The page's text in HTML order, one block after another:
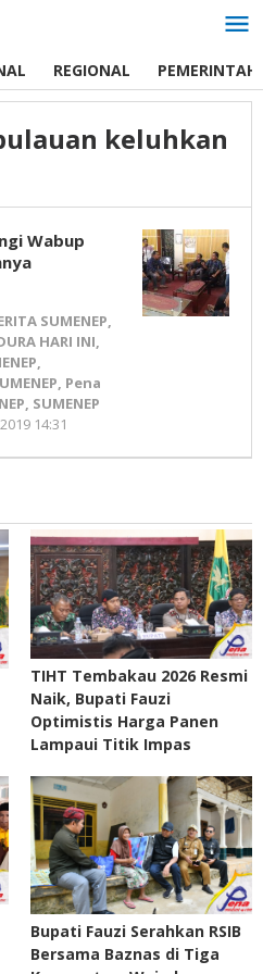
REGIONAL
keluhkan
Wabup
SUMENEP,
HARI INI,
,
, Pena
, SUMENEP
14:31
Madura
TIHT Tembakau 2026 Resmi
Naik, Bupati Fauzi
Optimistis Harga Panen
Lampaui Titik Impas
Bupati Fauzi Serahkan RSIB
Bersama Baznas di Tiga